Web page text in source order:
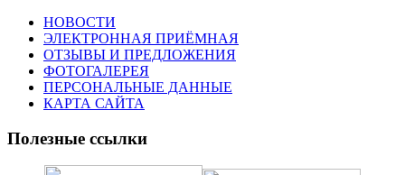
НОВОСТИ
ЭЛЕКТРОННАЯ ПРИЁМНАЯ
ОТЗЫВЫ И ПРЕДЛОЖЕНИЯ
ФОТОГАЛЕРЕЯ
ПЕРСОНАЛЬНЫЕ ДАННЫЕ
КАРТА САЙТА
Полезные ссылки